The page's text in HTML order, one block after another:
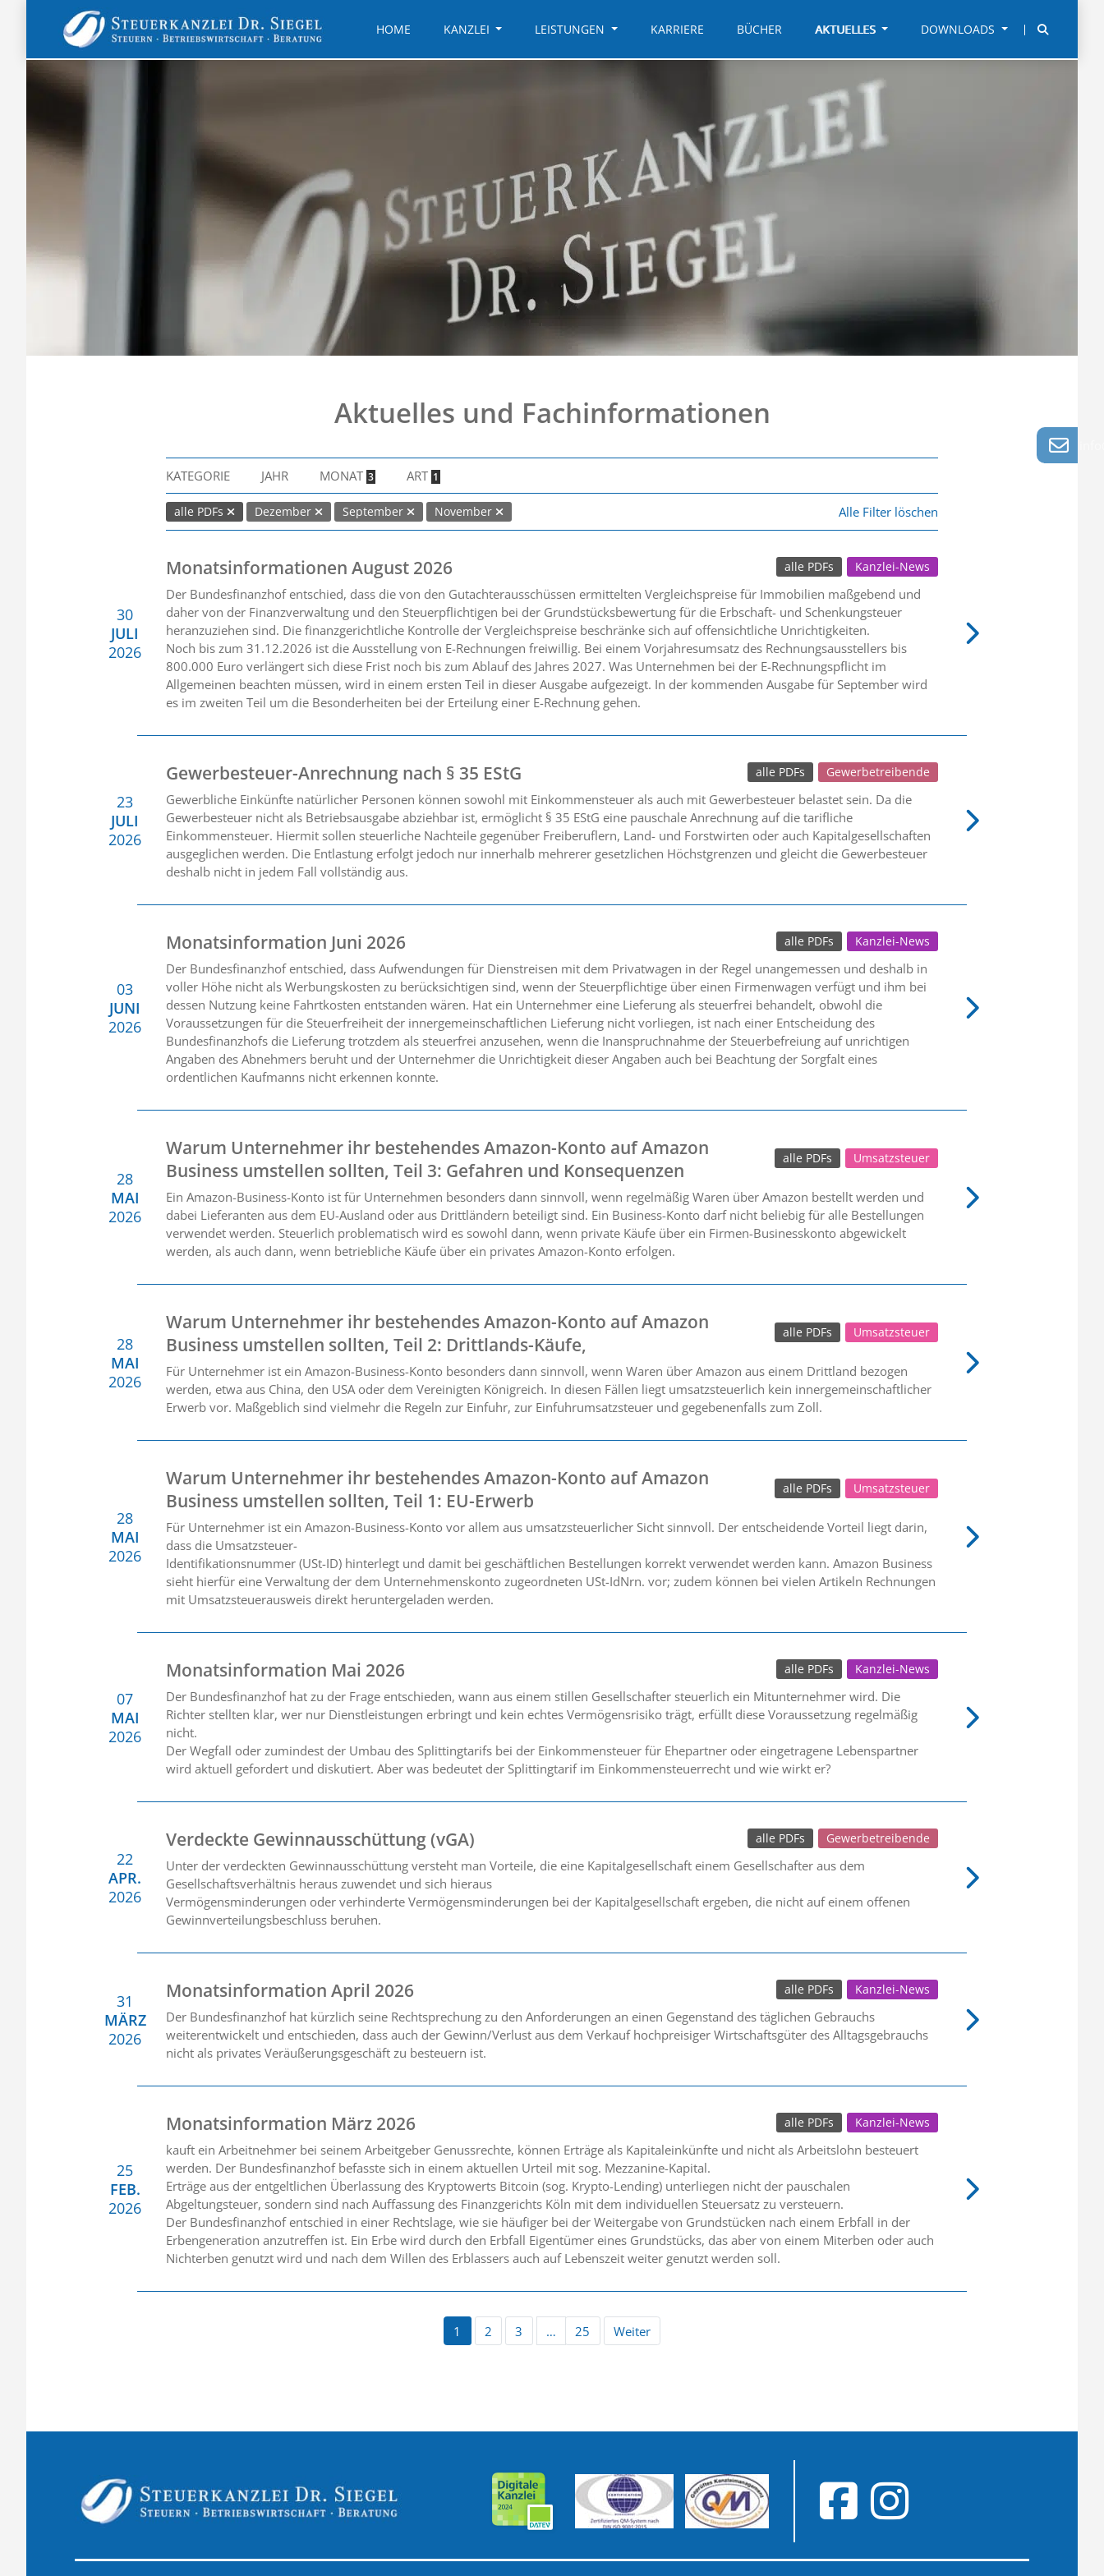
HOME KANZLEI LEISTUNGEN KARRIERE BÜCHER AKTUELLES DOWNLOADS
Aktuelles und Fachinformationen
KATEGORIE JAHR MONAT 3 ART 1
alle PDFs Dezember September November Alle Filter löschen
30
JULI
2026
Monatsinformationen August 2026 Kanzlei-News
alle PDFs
Der Bundesfinanzhof entschied, dass die von den Gutachterausschüssen ermittelten Vergleichspreise für Immobilien maßgebend und
daher von der Finanzverwaltung und den Steuerpflichtigen bei der Grundstücksbewertung für die Erbschaft- und Schenkungsteuer
heranzuziehen sind. Die finanzgerichtliche Kontrolle der Vergleichspreise beschränke sich auf offensichtliche Unrichtigkeiten.
Noch bis zum 31.12.2026 ist die Ausstellung von E-Rechnungen freiwillig. Bei einem Vorjahresumsatz des Rechnungsausstellers bis
800.000 Euro verlängert sich diese Frist noch bis zum Ablauf des Jahres 2027. Was Unternehmen bei der E-Rechnungspflicht im
Allgemeinen beachten müssen, wird in einem ersten Teil in dieser Ausgabe aufgezeigt. In der kommenden Ausgabe für September wird
es im zweiten Teil um die Besonderheiten bei der Erteilung einer E-Rechnung gehen.
23
JULI
2026
Gewerbesteuer-Anrechnung nach § 35 EStG Gewerbetreibende
alle PDFs
Gewerbliche Einkünfte natürlicher Personen können sowohl mit Einkommensteuer als auch mit Gewerbesteuer belastet sein. Da die
Gewerbesteuer nicht als Betriebsausgabe abziehbar ist, ermöglicht § 35 EStG eine pauschale Anrechnung auf die tarifliche
Einkommensteuer. Hiermit sollen steuerliche Nachteile gegenüber Freiberuflern, Land- und Forstwirten oder auch Kapitalgesellschaften
ausgeglichen werden. Die Entlastung erfolgt jedoch nur innerhalb mehrerer gesetzlichen Höchstgrenzen und gleicht die Gewerbesteuer
deshalb nicht in jedem Fall vollständig aus.
03
JUNI
2026
Monatsinformation Juni 2026 Kanzlei-News
alle PDFs
Der Bundesfinanzhof entschied, dass Aufwendungen für Dienstreisen mit dem Privatwagen in der Regel unangemessen und deshalb in
voller Höhe nicht als Werbungskosten zu berücksichtigen sind, wenn der Steuerpflichtige über einen Firmenwagen verfügt und ihm bei
dessen Nutzung keine Fahrtkosten entstanden wären. Hat ein Unternehmer eine Lieferung als steuerfrei behandelt, obwohl die
Voraussetzungen für die Steuerfreiheit der innergemeinschaftlichen Lieferung nicht vorliegen, ist nach einer Entscheidung des
Bundesfinanzhofs die Lieferung trotzdem als steuerfrei anzusehen, wenn die Inanspruchnahme der Steuerbefreiung auf unrichtigen
Angaben des Abnehmers beruht und der Unternehmer die Unrichtigkeit dieser Angaben auch bei Beachtung der Sorgfalt eines
ordentlichen Kaufmanns nicht erkennen konnte.
28
MAI
2026
Warum Unternehmer ihr bestehendes Amazon-Konto auf Amazon
Business umstellen sollten, Teil 3: Gefahren und Konsequenzen
Umsatzsteuer
alle PDFs
Ein Amazon-Business-Konto ist für Unternehmen besonders dann sinnvoll, wenn regelmäßig Waren über Amazon bestellt werden und
dabei Lieferanten aus dem EU-Ausland oder aus Drittländern beteiligt sind. Ein Business-Konto darf nicht beliebig für alle Bestellungen
verwendet werden. Steuerlich problematisch wird es sowohl dann, wenn private Käufe über ein Firmen-Businesskonto abgewickelt
werden, als auch dann, wenn betriebliche Käufe über ein privates Amazon-Konto erfolgen.
28
MAI
2026
Warum Unternehmer ihr bestehendes Amazon-Konto auf Amazon
Business umstellen sollten, Teil 2: Drittlands-Käufe,
Umsatzsteuer
alle PDFs
Für Unternehmer ist ein Amazon-Business-Konto besonders dann sinnvoll, wenn Waren über Amazon aus einem Drittland bezogen
werden, etwa aus China, den USA oder dem Vereinigten Königreich. In diesen Fällen liegt umsatzsteuerlich kein innergemeinschaftlicher
Erwerb vor. Maßgeblich sind vielmehr die Regeln zur Einfuhr, zur Einfuhrumsatzsteuer und gegebenenfalls zum Zoll.
28
MAI
2026
Warum Unternehmer ihr bestehendes Amazon-Konto auf Amazon
Business umstellen sollten, Teil 1: EU-Erwerb
Umsatzsteuer
alle PDFs
Für Unternehmer ist ein Amazon-Business-Konto vor allem aus umsatzsteuerlicher Sicht sinnvoll. Der entscheidende Vorteil liegt darin,
dass die Umsatzsteuer-
Identifikationsnummer (USt-ID) hinterlegt und damit bei geschäftlichen Bestellungen korrekt verwendet werden kann. Amazon Business
sieht hierfür eine Verwaltung der dem Unternehmenskonto zugeordneten USt-IdNrn. vor; zudem können bei vielen Artikeln Rechnungen
mit Umsatzsteuerausweis direkt heruntergeladen werden.
07
MAI
2026
Monatsinformation Mai 2026 Kanzlei-News
alle PDFs
Der Bundesfinanzhof hat zu der Frage entschieden, wann aus einem stillen Gesellschafter steuerlich ein Mitunternehmer wird. Die
Richter stellten klar, wer nur Dienstleistungen erbringt und kein echtes Vermögensrisiko trägt, erfüllt diese Voraussetzung regelmäßig
nicht.
Der Wegfall oder zumindest der Umbau des Splittingtarifs bei der Einkommensteuer für Ehepartner oder eingetragene Lebenspartner
wird aktuell gefordert und diskutiert. Aber was bedeutet der Splittingtarif im Einkommensteuerrecht und wie wirkt er?
22
APR.
2026
Verdeckte Gewinnausschüttung (vGA) Gewerbetreibende
alle PDFs
Unter der verdeckten Gewinnausschüttung versteht man Vorteile, die eine Kapitalgesellschaft einem Gesellschafter aus dem
Gesellschaftsverhältnis heraus zuwendet und sich hieraus
Vermögensminderungen oder verhinderte Vermögensminderungen bei der Kapitalgesellschaft ergeben, die nicht auf einem offenen
Gewinnverteilungsbeschluss beruhen.
31
MÄRZ
2026
Monatsinformation April 2026 Kanzlei-News
alle PDFs
Der Bundesfinanzhof hat kürzlich seine Rechtsprechung zu den Anforderungen an einen Gegenstand des täglichen Gebrauchs
weiterentwickelt und entschieden, dass auch der Gewinn/Verlust aus dem Verkauf hochpreisiger Wirtschaftsgüter des Alltagsgebrauchs
nicht als privates Veräußerungsgeschäft zu besteuern ist.
25
FEB.
2026
Monatsinformation März 2026 Kanzlei-News
alle PDFs
kauft ein Arbeitnehmer bei seinem Arbeitgeber Genussrechte, können Erträge als Kapitaleinkünfte und nicht als Arbeitslohn besteuert
werden. Der Bundesfinanzhof befasste sich in einem aktuellen Urteil mit sog. Mezzanine-Kapital.
Erträge aus der entgeltlichen Überlassung des Kryptowerts Bitcoin (sog. Krypto-Lending) unterliegen nicht der pauschalen
Abgeltungsteuer, sondern sind nach Auffassung des Finanzgerichts Köln mit dem individuellen Steuersatz zu versteuern.
Der Bundesfinanzhof entschied in einer Rechtslage, wie sie häufiger bei der Weitergabe von Grundstücken nach einem Erbfall in der
Erbengeneration anzutreffen ist. Ein Erbe wird durch den Erbfall Eigentümer eines Grundstücks, das aber von einem Miterben oder auch
Nichterben genutzt wird und nach dem Willen des Erblassers auch auf Lebenszeit weiter genutzt werden soll.
1 2 3 … 25 Weiter